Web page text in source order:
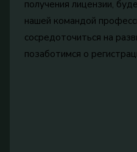
получения лицензии,
нашей командой
сосредоточиться на
позаботимся о